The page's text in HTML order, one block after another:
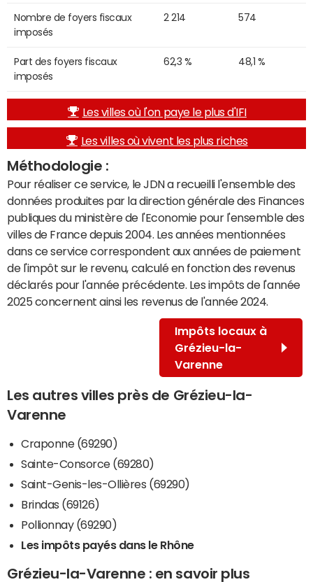
Nombre de foyers fiscaux
imposés
2 214 574
Part des foyers fiscaux
imposés
62,3 % 48,1 %
Les villes où l'on paye le plus d'IFI
Les villes où vivent les plus riches
Méthodologie :
Pour réaliser ce service, le JDN a recueilli l'ensemble des
données produites par la direction générale des Finances
publiques du ministère de l'Economie pour l'ensemble des
villes de France depuis 2004. Les années mentionnées
dans ce service correspondent aux années de paiement
de l'impôt sur le revenu, calculé en fonction des revenus
déclarés pour l'année précédente. Les impôts de l'année
2025 concernent ainsi les revenus de l'année 2024.
Impôts locaux à
Grézieu-la-
Varenne
Les autres villes près de Grézieu-la-
Varenne
Craponne (69290)
Sainte-Consorce (69280)
Saint-Genis-les-Ollières (69290)
Brindas (69126)
Pollionnay (69290)
Les impôts payés dans le Rhône
Grézieu-la-Varenne : en savoir plus